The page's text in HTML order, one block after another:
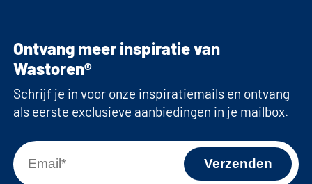
Ontvang meer inspiratie van
Wastoren®
Schrijf je in voor onze inspiratiemails en ontvang
als eerste exclusieve aanbiedingen in je mailbox.